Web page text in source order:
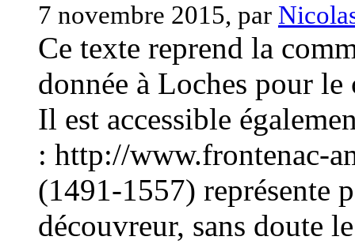
7 novembre 2015, par
Ce texte reprend la
donnée à Loches pour
Il est accessible
: http://www.frontenac-
(1491-1557) représente
découvreur, sans doute